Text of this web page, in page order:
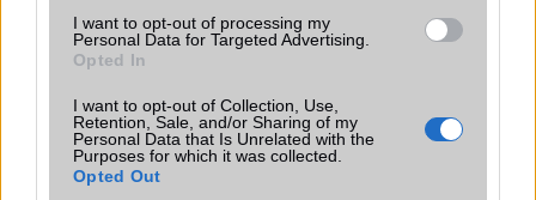
I want to opt-out of processing my
Personal Data for Targeted Advertising.
Opted In
I want to opt-out of Collection, Use,
Retention, Sale, and/or Sharing of my
Personal Data that Is Unrelated with the
Purposes for which it was collected.
Opted Out
telebox.hu-n van róla egy részletes leirás, tuti hogy polifonikus. Ma
megyek kipróbálni a pgsm-hez, mert a wap-rol mindenki mást mond.
csak dumalni kell.